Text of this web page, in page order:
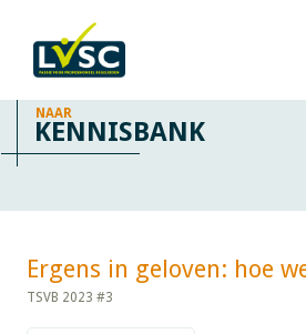
NAAR
KENNISBANK
Ergens in geloven: hoe
TSVB 2023 #3